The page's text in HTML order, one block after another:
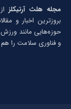
مجله هلث آرتیکلز
بروزترین اخبار و
حوزه‌هایی مانند
و فناوری سلامت را